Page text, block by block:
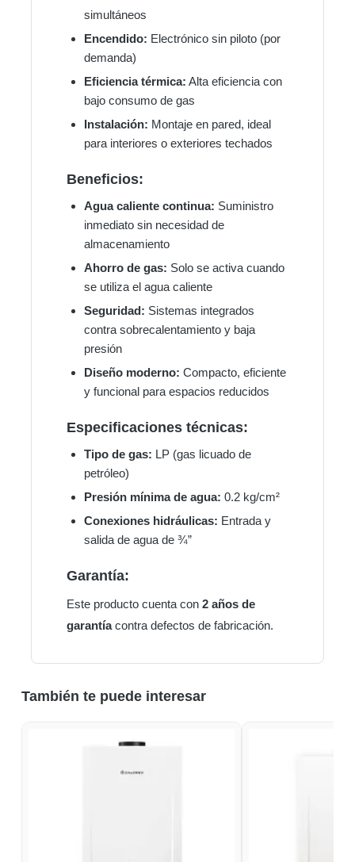
simultáneos
Encendido: Electrónico sin piloto (por
demanda)
Eficiencia térmica: Alta eficiencia con
bajo consumo de gas
Instalación: Montaje en pared, ideal
para interiores o exteriores techados
Beneficios:
Agua caliente continua: Suministro
inmediato sin necesidad de
almacenamiento
Ahorro de gas: Solo se activa cuando
se utiliza el agua caliente
Seguridad: Sistemas integrados
contra sobrecalentamiento y baja
presión
Diseño moderno: Compacto, eficiente
y funcional para espacios reducidos
Especificaciones técnicas:
Tipo de gas: LP (gas licuado de
petróleo)
Presión mínima de agua: 0.2 kg/cm²
Conexiones hidráulicas: Entrada y
salida de agua de ¾”
Garantía:
Este producto cuenta con 2 años de
garantíacontra defectos de fabricación.
También te puede interesar